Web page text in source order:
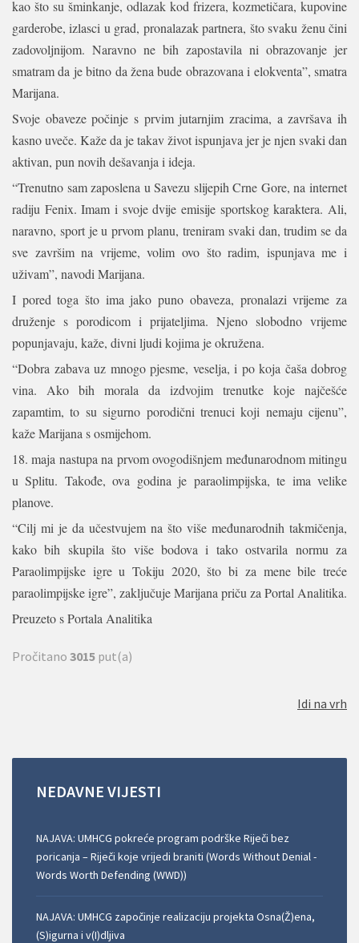
kao što su šminkanje, odlazak kod frizera, kozmetičara, kupovine
garderobe, izlasci u grad, pronalazak partnera, što svaku ženu čini
zadovoljnijom. Naravno ne bih zapostavila ni obrazovanje jer
smatram da je bitno da žena bude obrazovana i elokventa”, smatra
Marijana.
Svoje obaveze počinje s prvim jutarnjim zracima, a završava ih
kasno uveče. Kaže da je takav život ispunjava jer je njen svaki dan
aktivan, pun novih dešavanja i ideja.
“Trenutno sam zaposlena u Savezu slijepih Crne Gore, na internet
radiju Fenix. Imam i svoje dvije emisije sportskog karaktera. Ali,
naravno, sport je u prvom planu, treniram svaki dan, trudim se da
sve završim na vrijeme, volim ovo što radim, ispunjava me i
uživam”, navodi Marijana.
I pored toga što ima jako puno obaveza, pronalazi vrijeme za
druženje s porodicom i prijateljima. Njeno slobodno vrijeme
popunjavaju, kaže, divni ljudi kojima je okružena.
“Dobra zabava uz mnogo pjesme, veselja, i po koja čaša dobrog
vina. Ako bih morala da izdvojim trenutke koje najčešće
zapamtim, to su sigurno porodični trenuci koji nemaju cijenu”,
kaže Marijana s osmijehom.
18. maja nastupa na prvom ovogodišnjem međunarodnom mitingu
u Splitu. Takođe, ova godina je paraolimpijska, te ima velike
planove.
“Cilj mi je da učestvujem na što više međunarodnih takmičenja,
kako bih skupila što više bodova i tako ostvarila normu za
Paraolimpijske igre u Tokiju 2020, što bi za mene bile treće
paraolimpijske igre”, zaključuje Marijana priču za Portal Analitika.
Preuzeto s Portala Analitika
Pročitano 3015 put(a)
Idi na vrh
NEDAVNE VIJESTI
NAJAVA: UMHCG pokreće program podrške Riječi bez
poricanja – Riječi koje vrijedi braniti (Words Without Denial -
Words Worth Defending (WWD))
NAJAVA: UMHCG započinje realizaciju projekta Osna(Ž)ena,
(S)igurna i v(I)dljiva